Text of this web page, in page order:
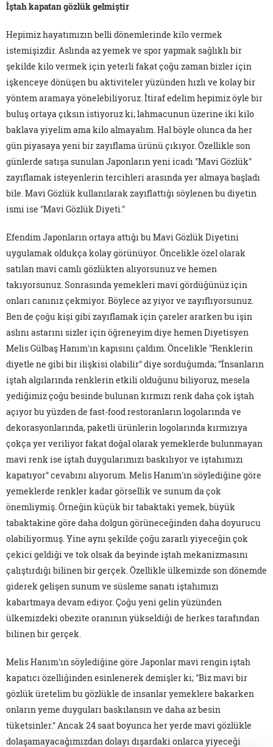
İştah kapatan gözlük gelmiştir
Hepimiz hayatımızın belli dönemlerinde kilo vermek
istemişizdir. Aslında az yemek ve spor yapmak sağlıklı bir
şekilde kilo vermek için yeterli fakat çoğu zaman bizler için
işkenceye dönüşen bu aktiviteler yüzünden hızlı ve kolay bir
yöntem aramaya yönelebiliyoruz. İtiraf edelim hepimiz öyle bir
buluş ortaya çıksın istiyoruz ki; lahmacunun üzerine iki kilo
baklava yiyelim ama kilo almayalım. Hal böyle olunca da her
gün piyasaya yeni bir zayıflama ürünü çıkıyor. Özellikle son
günlerde satışa sunulan Japonların yeni icadı "Mavi Gözlük"
zayıflamak isteyenlerin tercihleri arasında yer almaya başladı
bile. Mavi Gözlük kullanılarak zayıflattığı söylenen bu diyetin
ismi ise "Mavi Gözlük Diyeti."
Efendim Japonların ortaya attığı bu Mavi Gözlük Diyetini
uygulamak oldukça kolay görünüyor. Öncelikle özel olarak
satılan mavi camlı gözlükten alıyorsunuz ve hemen
takıyorsunuz. Sonrasında yemekleri mavi gördüğünüz için
onları canınız çekmiyor. Böylece az yiyor ve zayıflıyorsunuz.
Ben de çoğu kişi gibi zayıflamak için çareler ararken bu işin
aslını astarını sizler için öğreneyim diye hemen Diyetisyen
Melis Gülbaş Hanım'ın kapısını çaldım. Öncelikle "Renklerin
diyetle ne gibi bir ilişkisi olabilir" diye sorduğumda; "İnsanların
iştah algılarında renklerin etkili olduğunu biliyoruz, mesela
yediğimiz çoğu besinde bulunan kırmızı renk daha çok iştah
açıyor bu yüzden de fast-food restoranların logolarında ve
dekorasyonlarında, paketli ürünlerin logolarında kırmızıya
çokça yer veriliyor fakat doğal olarak yemeklerde bulunmayan
mavi renk ise iştah duygularımızı baskılıyor ve iştahımızı
kapatıyor" cevabını alıyorum. Melis Hanım'ın söylediğine göre
yemeklerde renkler kadar görsellik ve sunum da çok
önemliymiş. Örneğin küçük bir tabaktaki yemek, büyük
tabaktakine göre daha dolgun görüneceğinden daha doyurucu
olabiliyormuş. Yine aynı şekilde çoğu zararlı yiyeceğin çok
çekici geldiği ve tok olsak da beyinde iştah mekanizmasını
çalıştırdığı bilinen bir gerçek. Özellikle ülkemizde son dönemde
giderek gelişen sunum ve süsleme sanatı iştahımızı
kabartmaya devam ediyor. Çoğu yeni gelin yüzünden
ülkemizdeki obezite oranının yükseldiği de herkes tarafından
bilinen bir gerçek.
Melis Hanım'ın söylediğine göre Japonlar mavi rengin iştah
kapatıcı özelliğinden esinlenerek demişler ki; "Biz mavi bir
gözlük üretelim bu gözlükle de insanlar yemeklere bakarken
onların yeme duyguları baskılansın ve daha az besin
tüketsinler." Ancak 24 saat boyunca her yerde mavi gözlükle
dolaşamayacağımızdan dolayı dışardaki onlarca yiyeceği